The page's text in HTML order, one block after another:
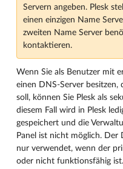
Servern angeben. Plesk
einen einzigen Name
zweiten Name Server
kontaktieren.
Wenn Sie als Benutzer mit
einen DNS-Server besitzen,
soll, können Sie Plesk als
diesem Fall wird in Plesk
gespeichert und die
Panel ist nicht möglich. Der
nur verwendet, wenn der
oder nicht funktionsfähig